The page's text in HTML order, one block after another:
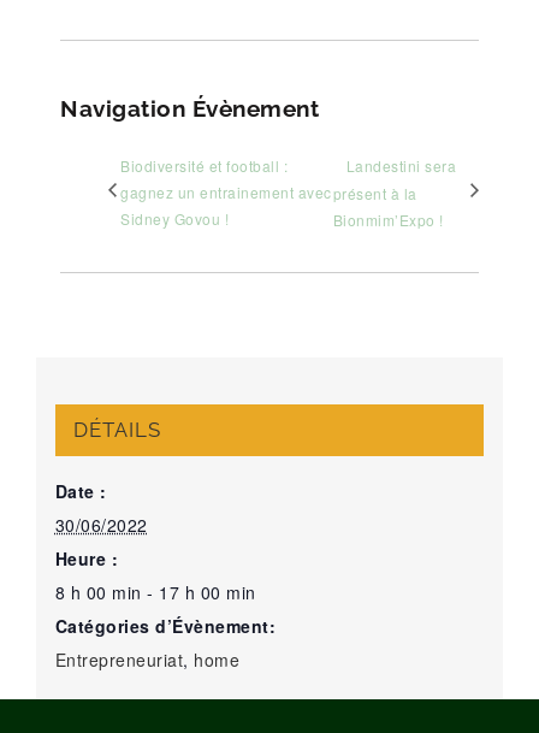
Navigation Évènement
Biodiversité et football :
gagnez un entrainement avec
Sidney Govou !
Landestini sera
présent à la
Bionmim’Expo !
DÉTAILS
Date :
30/06/2022
Heure :
8 h 00 min - 17 h 00 min
Catégories d’Évènement:
Entrepreneuriat, home